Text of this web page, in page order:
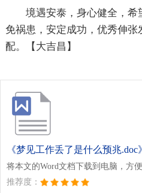
境遇安泰，身心健全，
免祸患，安定成功，优秀伸张
配。【大吉昌】
《梦见工作丢了是什么预兆.doc》
将本文的Word文档下载到电脑，方
推荐度：